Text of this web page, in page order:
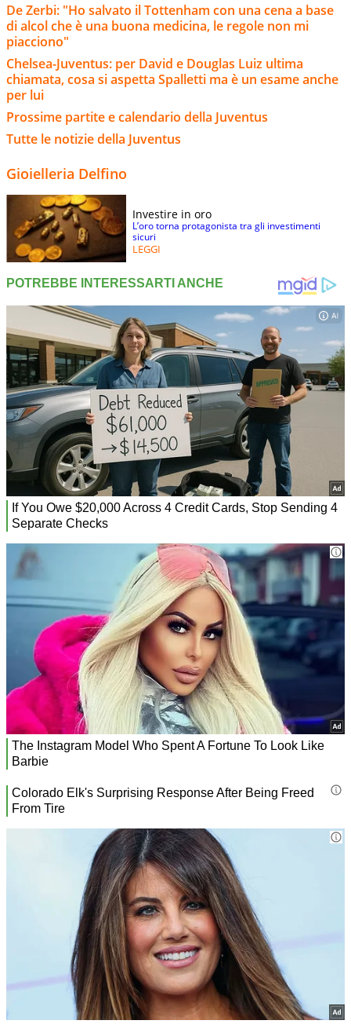
De Zerbi: "Ho salvato il Tottenham con una cena a base
di alcol che è una buona medicina, le regole non mi
piacciono"
Chelsea-Juventus: per David e Douglas Luiz ultima
chiamata, cosa si aspetta Spalletti ma è un esame anche
per lui
Prossime partite e calendario della Juventus
Tutte le notizie della Juventus
Gioielleria Delfino
Investire in oro
L’oro torna protagonista tra gli investimenti
sicuri
LEGGI